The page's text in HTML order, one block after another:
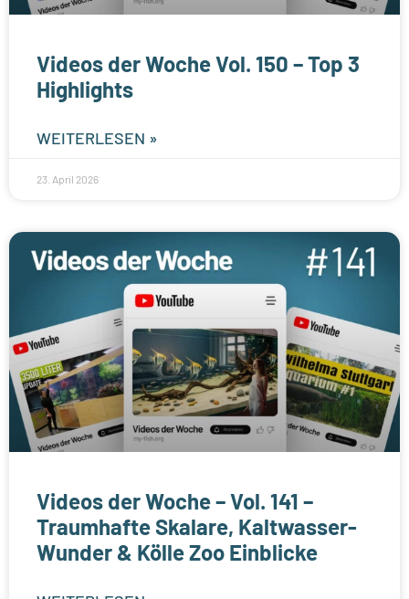
Videos der Woche Vol. 150 – Top 3
Highlights
WEITERLESEN »
23. April 2026
Videos der Woche – Vol. 141 –
Traumhafte Skalare, Kaltwasser-
Wunder & Kölle Zoo Einblicke